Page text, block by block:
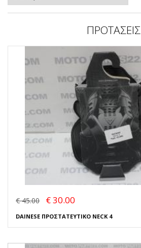
ΠΡΟΤΑΣΕΙΣ
€ 45.00 € 30.00
DAINESE ΠΡΟΣΤΑΤΕΥΤΙΚΟ NECK 4